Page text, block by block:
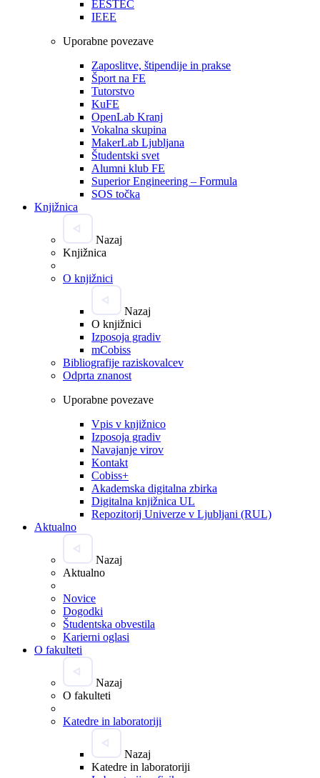
EESTEC
IEEE
Uporabne povezave
Zaposlitve, štipendije in prakse
Šport na FE
Tutorstvo
KuFE
OpenLab Kranj
Vokalna skupina
MakerLab Ljubljana
Študentski svet
Alumni klub FE
Superior Engineering – Formula
SOS točka
Knjižnica
Nazaj
Knjižnica
O knjižnici
Nazaj
O knjižnici
Izposoja gradiv
mCobiss
Bibliografije raziskovalcev
Odprta znanost
Uporabne povezave
Vpis v knjižnico
Izposoja gradiv
Navajanje virov
Kontakt
Cobiss+
Akademska digitalna zbirka
Digitalna knjižnica UL
Repozitorij Univerze v Ljubljani (RUL)
Aktualno
Nazaj
Aktualno
Novice
Dogodki
Študentska obvestila
Karierni oglasi
O fakulteti
Nazaj
O fakulteti
Katedre in laboratoriji
Nazaj
Katedre in laboratoriji